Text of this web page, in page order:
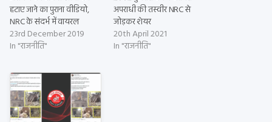
हटाए जाने का पुराना वीडियो,
NRC के संदर्भ में वायरल
23rd December 2019
In "राजनीति"
अपराधी की तस्वीर NRC से
जोड़कर शेयर
20th April 2021
In "राजनीति"